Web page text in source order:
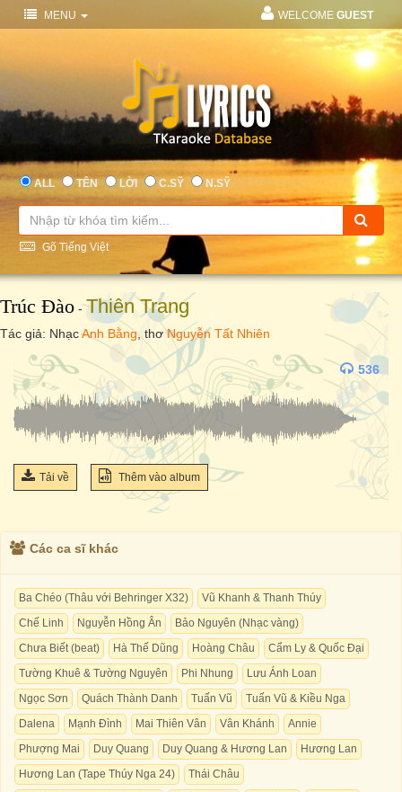
MENU WELCOME GUEST
ALL TÊN LỜI C.SỸ N.SỸ
Gõ Tiếng Việt
Trúc Đào -Thiên Trang
Tác giả: NhạcAnh Bằng, thơNguyễn Tất Nhiên
536
Tải về Thêm vào album
Các ca sĩ khác
Ba Chéo (Thâu với Behringer X32)
Vũ Khanh & Thanh Thúy
Chế Linh
Nguyễn Hồng Ân
Bảo Nguyên (Nhạc vàng)
Chưa Biết (beat)
Hà Thế Dũng Hoàng Châu
Cẩm Ly & Quốc Đại
Tường Khuê & Tường Nguyên
Phi Nhung
Lưu Ánh Loan
Ngọc Sơn
Quách Thành Danh Tuấn Vũ
Tuấn Vũ & Kiều Nga
Dalena
Mạnh Đình Mai Thiên Vân Vân Khánh
Annie
Phượng Mai
Duy Quang Duy Quang & Hương Lan
Hương Lan
Hương Lan (Tape Thúy Nga 24)
Thái Châu